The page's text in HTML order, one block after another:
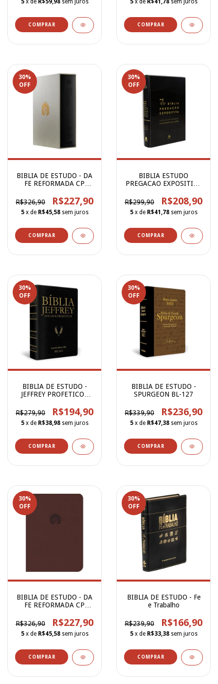
5 x de R$59,98 sem juros 5 x de R$41,78 sem juros
30%
OFF
BIBLIA DE ESTUDO - DA
FE REFORMADA CP
R$326,90
R$227,90
5 x de R$45,58 sem juros
30%
OFF
BIBLIA ESTUDO
PREGACAO EXPOSITIVA
R$299,90
R$208,90
5 x de R$41,78 sem juros
30%
OFF
BIBLIA DE ESTUDO -
JEFFREY PROFETICOS
R$279,90
R$194,90
5 x de R$38,98 sem juros
30%
OFF
BIBLIA DE ESTUDO -
SPURGEON BL-127
R$339,90 R$236,90
5 x de R$47,38 sem juros
30%
OFF
BIBLIA DE ESTUDO - DA
FE REFORMADA CP
R$326,90
R$227,90
5 x de R$45,58 sem juros
30%
OFF
BIBLIA DE ESTUDO - Fe
e Trabalho
R$239,90 R$166,90
5 x de R$33,38 sem juros